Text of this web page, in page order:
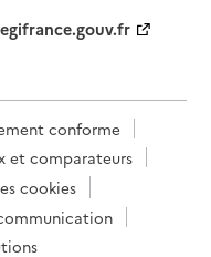
conforme
et comparateurs
cookies